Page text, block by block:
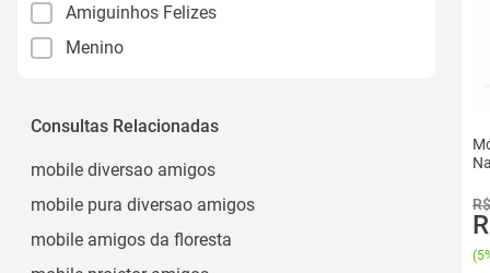
Amiguinhos Felizes
Menino
Consultas Relacionadas
mobile diversao amigos
mobile pura diversao amigos
mobile amigos da floresta
(